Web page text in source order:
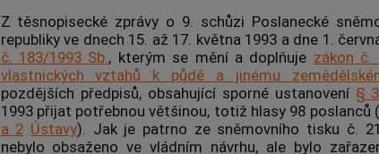
Z těsnopisecké zprávy o 9. schůzi Poslanecké
republiky ve dnech 15. až 17. května 1993 a dne 1.
č. 183/1993 Sb., kterým se mění a doplňuje zákon č.
vlastnických vztahů k půdě a jinému
pozdějších předpisů, obsahující sporné ustanovení §
1993 přijat potřebnou většinou, totiž hlasy 98 poslanců
a 2 Ústavy). Jak je patrno ze sněmovního tisku č.
nebylo obsaženo ve vládním návrhu, ale bylo